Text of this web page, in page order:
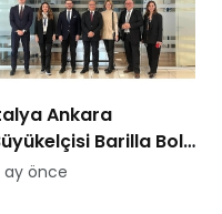
Ankara
Barilla Bolu
Ziyaret
ay önce